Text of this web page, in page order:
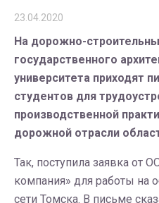
23.04.2020
На дорожно-
государственного
университета приходят
студентов для
производственной
дорожной отрасли
Так, поступила заявка от
компания» для работы на
сети Томска. В письме